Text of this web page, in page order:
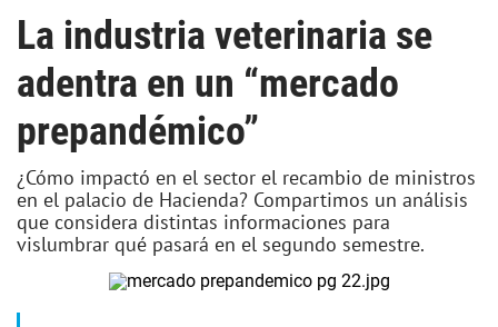
La industria veterinaria se
adentra en un “mercado
prepandémico”
¿Cómo impactó en el sector el recambio de ministros
en el palacio de Hacienda? Compartimos un análisis
que considera distintas informaciones para
vislumbrar qué pasará en el segundo semestre.